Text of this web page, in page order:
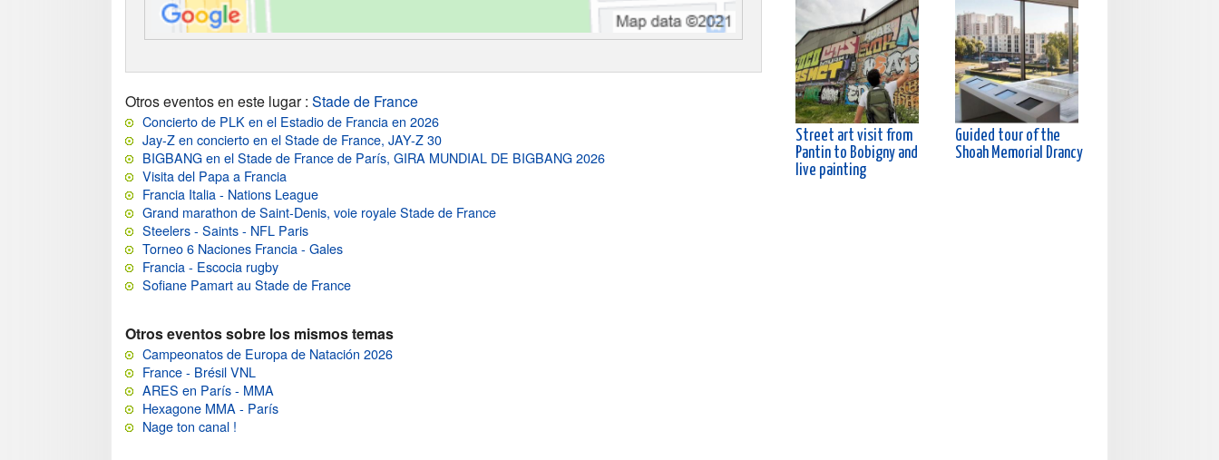
Otros eventos en este lugar: Stade de France
Concierto de PLK en el Estadio de Francia en 2026
Jay-Z en concierto en el Stade de France, JAY-Z 30
BIGBANG en el Stade de France de París, GIRA MUNDIAL DE BIGBANG 2026
Visita del Papa a Francia
Francia Italia - Nations League
Grand marathon de Saint-Denis, voie royale Stade de France
Steelers - Saints - NFL Paris
Torneo 6 Naciones Francia - Gales
Francia - Escocia rugby
Sofiane Pamart au Stade de France
Otros eventos sobre los mismos temas
Campeonatos de Europa de Natación 2026
France - Brésil VNL
ARES en París - MMA
Hexagone MMA - París
Nage ton canal !
Street art visit from
Pantin to Bobigny and
live painting
Guided tour of the
Shoah Memorial Drancy